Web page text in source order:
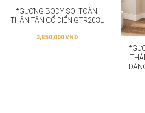
*GƯƠNG BODY SOI TOÀN
THÂN TÂN CỔ ĐIỂN GTR203L
3,850,000VNĐ